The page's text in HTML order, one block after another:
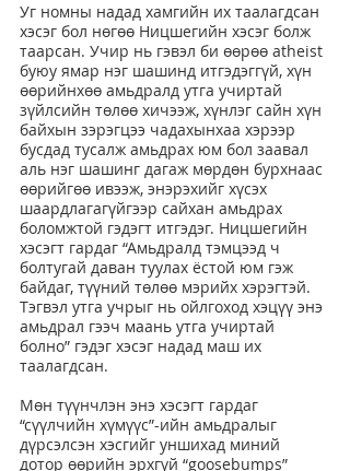
Уг номны надад хамгийн их таалагдсан
хэсэг бол нөгөө Ницшегийн хэсэг болж
таарсан. Учир нь гэвэл би өөрөө atheist
буюу ямар нэг шашинд итгэдэггүй, хүн
өөрийнхөө амьдралд утга учиртай
зүйлсийн төлөө хичээж, хүнлэг сайн хүн
байхын зэрэгцээ чадахынхаа хэрээр
бусдад тусалж амьдрах юм бол заавал
аль нэг шашинг дагаж мөрдөн бурхнаас
өөрийгөө ивээж, энэрэхийг хүсэх
шаардлагагүйгээр сайхан амьдрах
боломжтой гэдэгт итгэдэг. Ницшегийн
хэсэгт гардаг “Амьдралд тэмцээд ч
болтугай даван туулах ёстой юм гэж
байдаг, түүний төлөө мэрийх хэрэгтэй.
Тэгвэл утга учрыг нь ойлгоход хэцүү энэ
амьдрал гээч маань утга учиртай
болно” гэдэг хэсэг надад маш их
таалагдсан.
Мөн түүнчлэн энэ хэсэгт гардаг
“сүүлчийн хүмүүс”-ийн амьдралыг
дүрсэлсэн хэсгийг уншихад миний
дотор өөрийн эрхгүй “goosebumps”